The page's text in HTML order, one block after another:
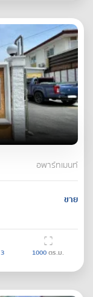
อพาร์ทเมนท์
ขาย
3 1000ตร.ม.